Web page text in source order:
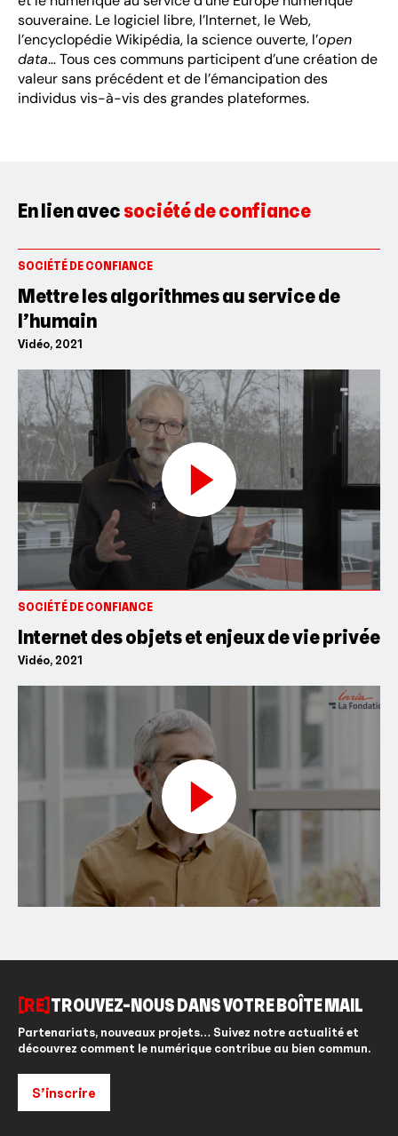
souveraine. Le logiciel libre, l’Internet, le Web,
l’encyclopédie Wikipédia, la science ouverte, l’open
data… Tous ces communs participent d’une création de
valeur sans précédent et de l’émancipation des
individus vis-à-vis des grandes plateformes.
En lien avecsociété de confiance
SOCIÉTÉ DE CONFIANCE
Mettre les algorithmes au service de
l’humain
Vidéo, 2021
SOCIÉTÉ DE CONFIANCE
Internet des objets et enjeux de vie privée
Vidéo, 2021
[RE] TROUVEZ-NOUS DANS VOTRE BOÎTE MAIL
Partenariats, nouveaux projets… Suivez notre actualité et
découvrez comment le numérique contribue au bien commun.
S’inscrire